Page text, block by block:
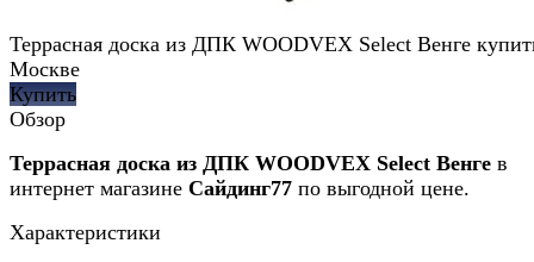
Террасная доска из ДПК WOODVEX Select Венге
Москве
Купить
Обзор
Террасная доска из ДПК WOODVEX Select Венге в
интернет магазине Сайдинг77 по выгодной цене.
Характеристики